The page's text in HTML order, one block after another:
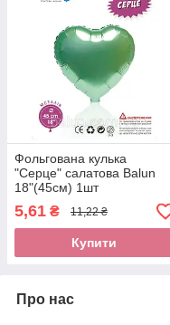
Фольгована кулька
"Серце" салатова Balun
18"(45см) 1шт
5,61 ₴ 11,22 ₴
Купити
Про нас